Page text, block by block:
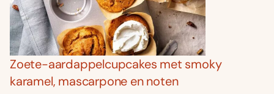
Zoete-aardappelcupcakes met smoky
karamel, mascarpone en noten